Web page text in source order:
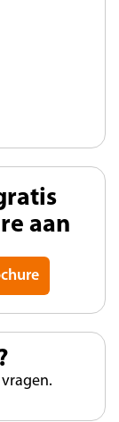
aan